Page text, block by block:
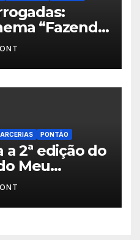
“Fazendo
em
abertas
PONTÃO
a 2ª edição do
Meu
Nova